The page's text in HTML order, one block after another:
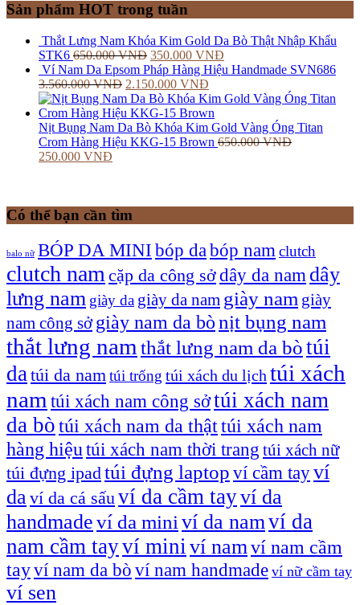
Sản phẩm HOT trong tuần
Thắt Lưng Nam Khóa Kim Gold Da Bò Thật Nhập Khẩu
STK6 650.000VNĐ 350.000 VNĐ
Ví Nam Da Epsom Pháp Hàng Hiệu Handmade SVN686
3.560.000VNĐ 2.150.000 VNĐ
Nịt Bụng Nam Da Bò Khóa Kim Gold Vàng Óng Titan
Crom Hàng Hiệu KKG-15 Brown 650.000VNĐ
250.000 VNĐ
Có thể bạn cần tìm
balo nữ BÓP DA MINI bóp da bóp nam clutch
clutch nam cặp da công sởdây da nam dây
lưng nam giày da giày da nam giày nam giày
nam công sở giày nam da bònịt bụng nam
thắt lưng nam thắt lưng nam da bòtúi
da túi da nam túi trống túi xách du lịch túi xách
nam túi xách nam công sởtúi xách nam
da bòtúi xách nam da thậttúi xách nam
hàng hiệu túi xách nam thời trang túi xách nữ
túi đựng ipad túi đựng laptop ví cầm tayví
da ví da cá sấu ví da cầm tayví da
handmadeví da mini ví da namví da
nam cầm tayví mini ví namví nam cầm
tayví nam da bò ví nam handmade ví nữ cầm tay
ví sen